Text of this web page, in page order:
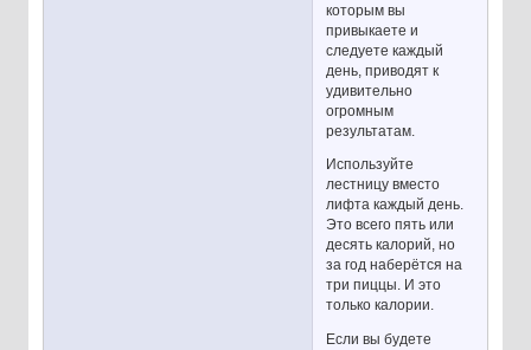
которым вы
привыкаете и
следуете каждый
день, приводят к
удивительно
огромным
результатам.
Используйте
лестницу вместо
лифта каждый день.
Это всего пять или
десять калорий, но
за год наберётся на
три пиццы. И это
только калории.
Если вы будете